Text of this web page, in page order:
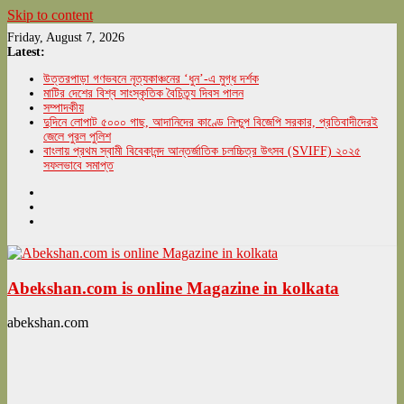
Skip to content
Friday, August 7, 2026
Latest:
উত্তরপাড়া গণভবনে নৃত্যকাঞ্চনের ‘ধুন’-এ মুগ্ধ দর্শক
মাটির দেশের বিশ্ব সাংস্কৃতিক বৈচিত্র্য দিবস পালন
সম্পাদকীয়
দুদিনে লোপাট ৫০০০ গাছ, আদানিদের কাণ্ডে নিশ্চুপ বিজেপি সরকার, প্রতিবাদীদেরই
জেলে পুরল পুলিশ
বাংলায় প্রথম স্বামী বিবেকানন্দ আন্তর্জাতিক চলচ্চিত্র উৎসব (SVIFF) ২০২৫
সফলভাবে সমাপ্ত
Abekshan.com is online Magazine in kolkata
abekshan.com